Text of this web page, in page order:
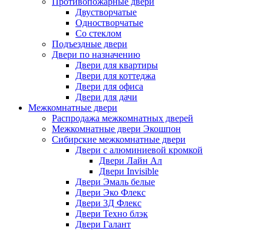
Двустворчатые
Одностворчатые
Со стеклом
Подъездные двери
Двери по назначению
Двери для квартиры
Двери для коттеджа
Двери для офиса
Двери для дачи
Межкомнатные двери
Распродажа межкомнатных дверей
Межкомнатные двери Экошпон
Сибирские межкомнатные двери
Двери с алюминиевой кромкой
Двери Лайн Ал
Двери Invisible
Двери Эмаль белые
Двери Эко Флекс
Двери 3Д Флекс
Двери Техно блэк
Двери Галант